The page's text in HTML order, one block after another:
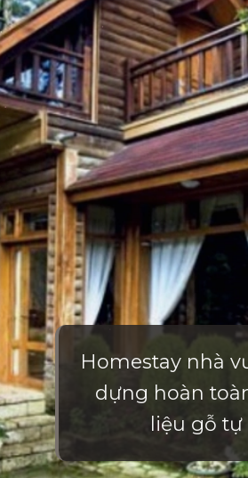
Homestay nhà
dựng hoàn
liệu gỗ